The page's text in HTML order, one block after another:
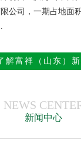
公司 ，一期占地面
解富祥（山东）
NEWS
新闻中心